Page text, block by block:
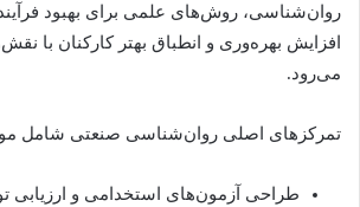
روان‌شناسی، روش‌های علمی برای بهبود
افزایش بهره‌وری و انطباق بهتر کارکنان با
می‌رود.
تمرکزهای اصلی روان‌شناسی صنعتی شامل
طراحی آزمون‌های استخدامی و ارزیابی